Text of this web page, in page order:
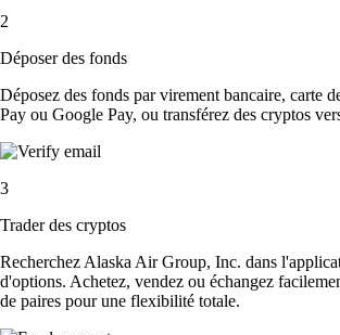
2
Déposer des fonds
Déposez des fonds par virement bancaire, carte
Pay ou Google Pay, ou transférez des cryptos
3
Trader des cryptos
Recherchez Alaska Air Group, Inc. dans
d'options. Achetez, vendez ou échangez
de paires pour une flexibilité totale.